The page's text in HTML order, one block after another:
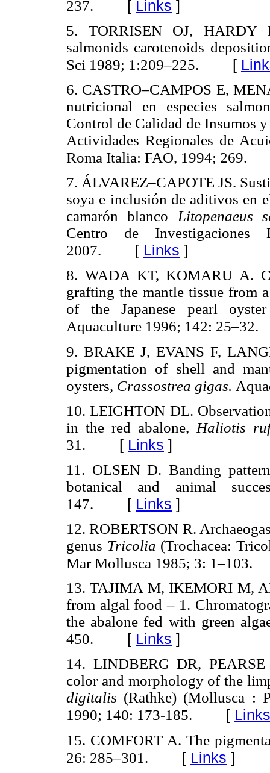
237. [ Links ]
5. TORRISEN OJ, HARDY
salmonids carotenoids
Sci 1989; 1:209–225. [
6. CASTRO–CAMPOS E,
nutricional en especies
Control de Calidad de Insumos
Actividades Regionales de
Roma Italia: FAO, 1994; 269.
7. ÁLVAREZ–CAPOTE JS.
soya e inclusión de aditivos en
camarón blanco Litopenaeus
Centro de Investigaciones
2007. [ Links ]
8. WADA KT, KOMARU A.
grafting the mantle tissue from
of the Japanese pearl
Aquaculture 1996; 142: 25–32.
9. BRAKE J, EVANS F,
pigmentation of shell and
oysters, Crassostrea gigas.
10. LEIGHTON DL.
in the red abalone, Haliotis
31. [ Links ]
11. OLSEN D. Banding
botanical and animal
147. [ Links ]
12. ROBERTSON R.
genus Tricolia (Trochacea:
Mar Mollusca 1985; 3: 1–103.
13. TAJIMA M, IKEMORI M,
from algal food – 1.
the abalone fed with green
450. [ Links ]
14. LINDBERG DR,
color and morphology of the
digitalis (Rathke) (Mollusca :
1990; 140: 173-185. [ Links
15. COMFORT A. The
26: 285–301. [ Links ]